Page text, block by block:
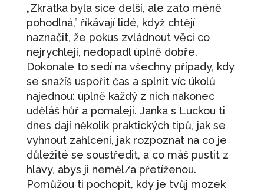
„Zkratka byla sice delší, ale zato méně
pohodlná,” říkávají lidé, když chtějí
naznačit, že pokus zvládnout věci co
nejrychleji, nedopadl úplně dobře.
Dokonale to sedí na všechny případy, kdy
se snažíš uspořit čas a splnit víc úkolů
najednou: úplně každý z nich nakonec
uděláš hůř a pomaleji. Janka s Luckou ti
dnes dají několik praktických tipů, jak se
vyhnout zahlcení, jak rozpoznat na co je
důležité se soustředit, a co máš pustit z
hlavy, abys ji neměl/a přetíženou.
Pomůžou ti pochopit, kdy je tvůj mozek